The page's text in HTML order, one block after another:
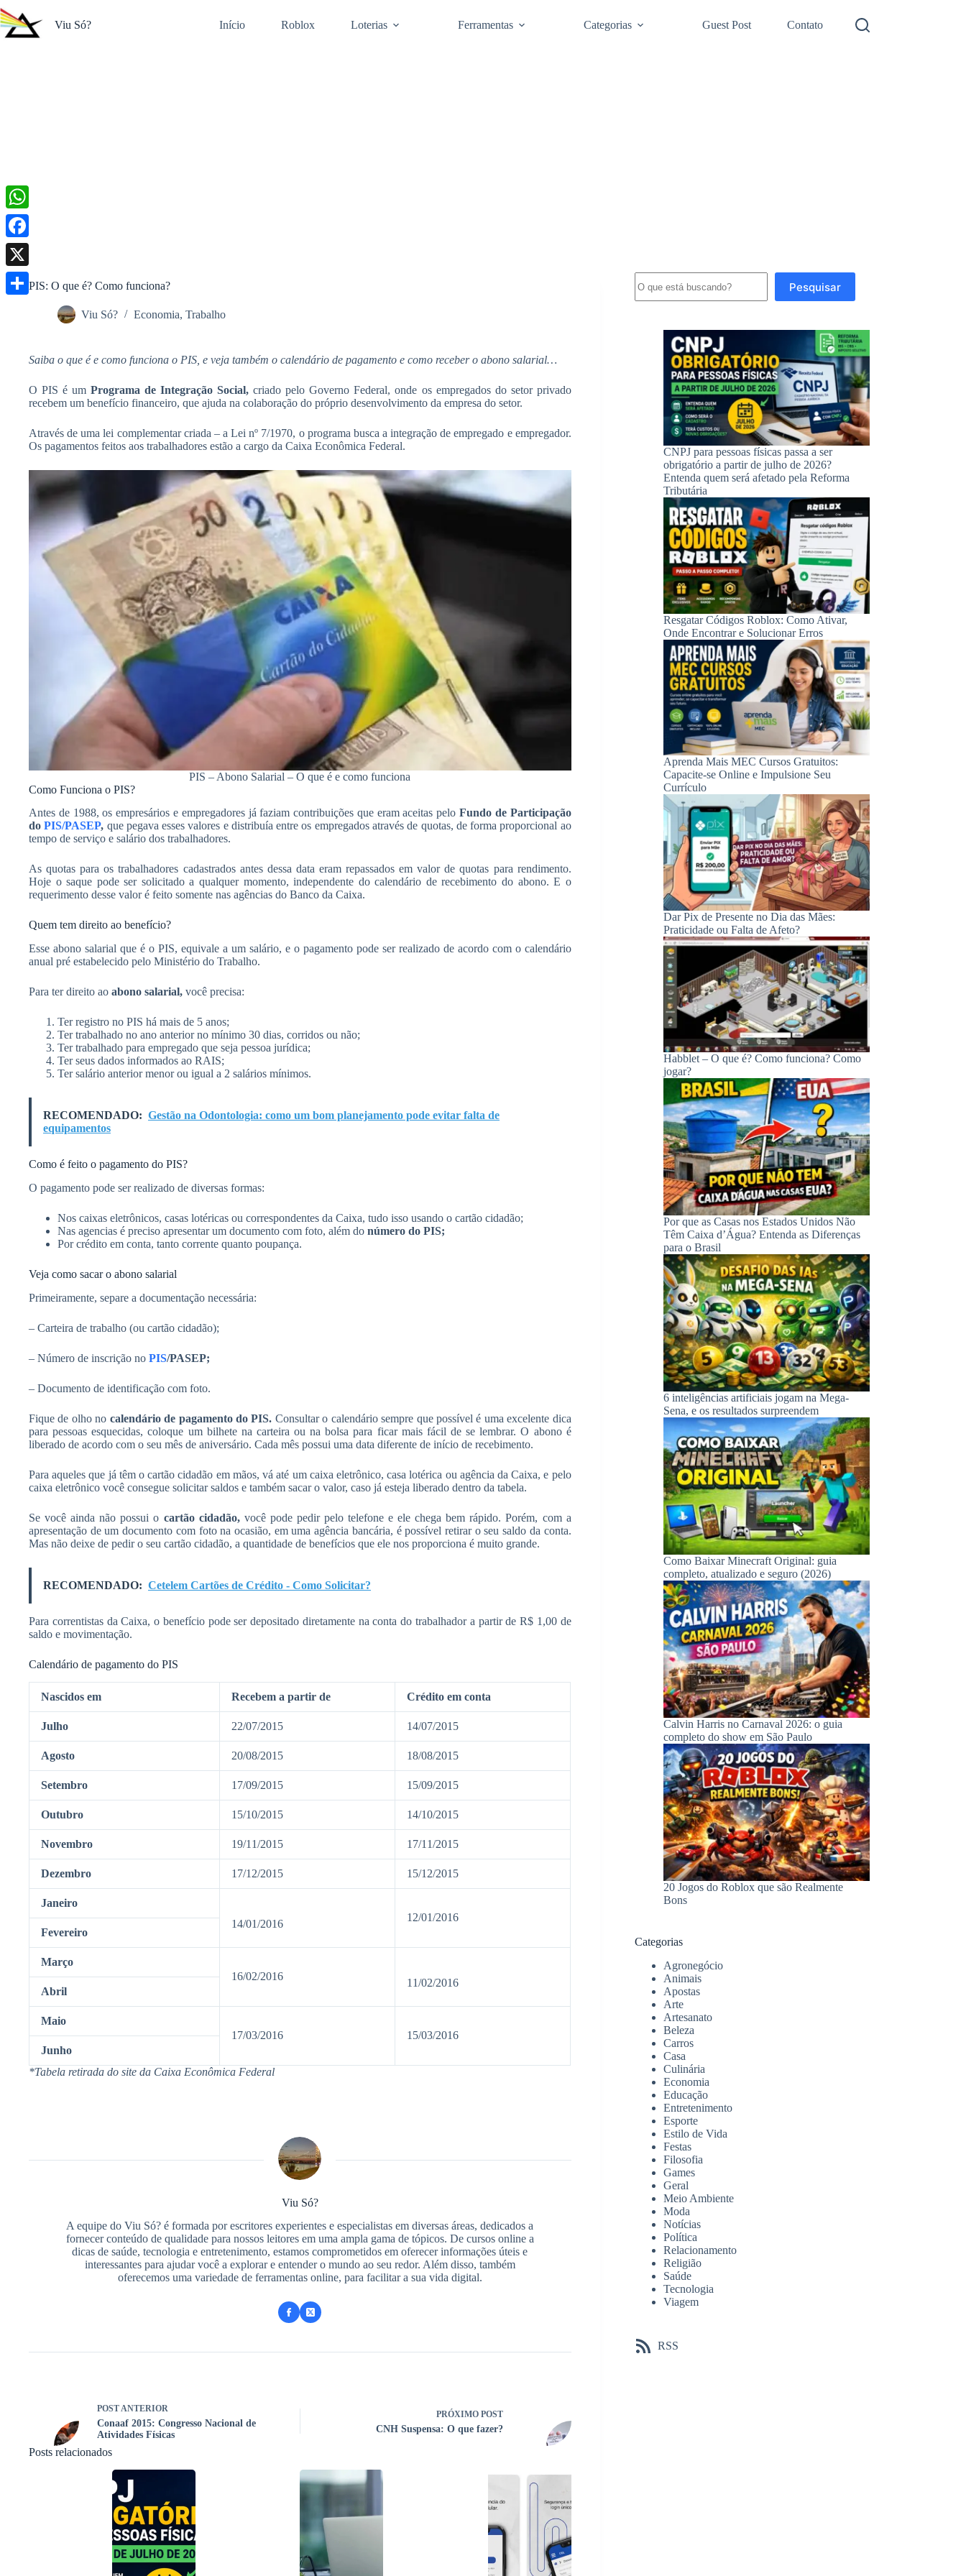
Pular
para
o
Viu Só? Início Roblox Loterias Ferramentas Categorias Guest Post Contato
PIS: O que é? Como funciona?
Viu Só? Economia, Trabalho
Saiba o que é e como funciona o PIS, e veja também o calendário de pagamento e como receber o abono salarial…
O PIS é umPrograma de Integração Social, criado pelo Governo Federal, onde os empregados do setor privado
recebem um benefício financeiro, que ajuda na colaboração do próprio desenvolvimento da empresa do setor.
Através de uma lei complementar criada – a Lei nº 7/1970, o programa busca a integração de empregado e empregador.
Os pagamentos feitos aos trabalhadores estão a cargo da Caixa Econômica Federal.
PIS – Abono Salarial – O que é e como funciona
Como Funciona o PIS?
Antes de 1988, os empresários e empregadores já faziam contribuições que eram aceitas peloFundo de Participação
doPIS/PASEP, que pegava esses valores e distribuía entre os empregados através de quotas, de forma proporcional ao
tempo de serviço e salário dos trabalhadores.
As quotas para os trabalhadores cadastrados antes dessa data eram repassados em valor de quotas para rendimento.
Hoje o saque pode ser solicitado a qualquer momento, independente do calendário de recebimento do abono. E o
requerimento desse valor é feito somente nas agências do Banco da Caixa.
Quem tem direito ao benefício?
Esse abono salarial que é o PIS, equivale a um salário, e o pagamento pode ser realizado de acordo com o calendário
anual pré estabelecido pelo Ministério do Trabalho.
Para ter direito ao abono salarial, você precisa:
Ter registro no PIS há mais de 5 anos;
Ter trabalhado no ano anterior no mínimo 30 dias, corridos ou não;
Ter trabalhado para empregado que seja pessoa jurídica;
Ter seus dados informados ao RAIS;
Ter salário anterior menor ou igual a 2 salários mínimos.
RECOMENDADO: Gestão na Odontologia: como um bom planejamento pode evitar falta de
equipamentos
Como é feito o pagamento do PIS?
O pagamento pode ser realizado de diversas formas:
Nos caixas eletrônicos, casas lotéricas ou correspondentes da Caixa, tudo isso usando o cartão cidadão;
Nas agencias é preciso apresentar um documento com foto, além do número do PIS;
Por crédito em conta, tanto corrente quanto poupança.
Veja como sacar o abono salarial
Primeiramente, separe a documentação necessária:
– Carteira de trabalho (ou cartão cidadão);
– Número de inscrição no PIS/PASEP;
– Documento de identificação com foto.
Fique de olho no calendário de pagamento do PIS. Consultar o calendário sempre que possível é uma excelente dica
para pessoas esquecidas, coloque um bilhete na carteira ou na bolsa para ficar mais fácil de se lembrar. O abono é
liberado de acordo com o seu mês de aniversário. Cada mês possui uma data diferente de início de recebimento.
Para aqueles que já têm o cartão cidadão em mãos, vá até um caixa eletrônico, casa lotérica ou agência da Caixa, e pelo
caixa eletrônico você consegue solicitar saldos e também sacar o valor, caso já esteja liberado dentro da tabela.
Se você ainda não possui o cartão cidadão,você pode pedir pelo telefone e ele chega bem rápido. Porém, com a
apresentação de um documento com foto na ocasião, em uma agência bancária, é possível retirar o seu saldo da conta.
Mas não deixe de pedir o seu cartão cidadão, a quantidade de benefícios que ele nos proporciona é muito grande.
RECOMENDADO: Cetelem Cartões de Crédito - Como Solicitar?
Para correntistas da Caixa, o benefício pode ser depositado diretamente na conta do trabalhador a partir de R$ 1,00 de
saldo e movimentação.
Calendário de pagamento do PIS
Nascidos em Recebem a partir de ​Crédito em conta
​Julho ​22/07/2015 ​​14/07/2015​
​Agosto ​20/08/2015 ​​18/08/2015​
​Setembro ​17/09/2015 ​​15/09/2015​
​Outubro ​15/10/2015 ​​14/10/2015​
​Novembro ​19/11/2015 ​17/11/2015
​Dezembro ​17/12/2015 ​​15/12/2015
​Janeiro
​​14/0​1/2016
12/01/2016
​Fevereiro
​Março
16/02/2016
​​11/02/2016
​Abril
​Maio
17/03/2016​​
15/03/2016
Junho
*Tabela retirada do site da Caixa Econômica Federal
Viu Só?
A equipe do Viu Só? é formada por escritores experientes e especialistas em diversas áreas, dedicados a
fornecer conteúdo de qualidade para nossos leitores em uma ampla gama de tópicos. De cursos online a
dicas de saúde, tecnologia e entretenimento, estamos comprometidos em oferecer informações úteis e
interessantes para ajudar você a explorar e entender o mundo ao seu redor. Além disso, também
oferecemos uma variedade de ferramentas online, para facilitar a sua vida digital.
POSTANTERIOR
Conaaf 2015: Congresso Nacional de
Atividades Físicas
PRÓXIMO POST
CNH Suspensa: O que fazer?
Posts relacionados
Pesquisar
CNPJ para pessoas físicas passa a ser
obrigatório a partir de julho de 2026?
Entenda quem será afetado pela Reforma
Tributária
Resgatar Códigos Roblox: Como Ativar,
Onde Encontrar e Solucionar Erros
Aprenda Mais MEC Cursos Gratuitos:
Capacite-se Online e Impulsione Seu
Currículo
Dar Pix de Presente no Dia das Mães:
Praticidade ou Falta de Afeto?
Habblet – O que é? Como funciona? Como
jogar?
Por que as Casas nos Estados Unidos Não
Têm Caixa d’Água? Entenda as Diferenças
para o Brasil
6 inteligências artificiais jogam na Mega-
Sena, e os resultados surpreendem
Como Baixar Minecraft Original: guia
completo, atualizado e seguro (2026)
Calvin Harris no Carnaval 2026: o guia
completo do show em São Paulo
20 Jogos do Roblox que são Realmente
Bons
Categorias
Agronegócio
Animais
Apostas
Arte
Artesanato
Beleza
Carros
Casa
Culinária
Economia
Educação
Entretenimento
Esporte
Estilo de Vida
Festas
Filosofia
Games
Geral
Meio Ambiente
Moda
Notícias
Política
Relacionamento
Religião
Saúde
Tecnologia
Viagem
RSS
W
h
a
F
a
c
X